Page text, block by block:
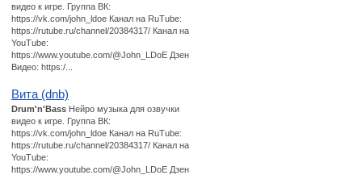
видео к игре. Группа ВК:
https://vk.com/john_ldoe Канал на RuTube:
https://rutube.ru/channel/20384317/ Канал на
YouTube:
https://www.youtube.com/@John_LDoE Дзен
Видео: https:/...
Вита (dnb)
Drum'n'Bass Нейро музыка для озвучки
видео к игре. Группа ВК:
https://vk.com/john_ldoe Канал на RuTube:
https://rutube.ru/channel/20384317/ Канал на
YouTube:
https://www.youtube.com/@John_LDoE Дзен